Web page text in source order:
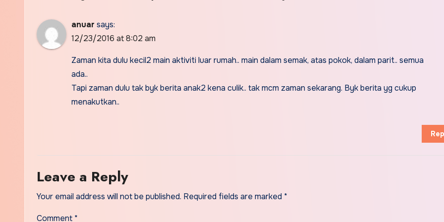
anuar says:
12/23/2016 at 8:02 am
Zaman kita dulu kecil2 main aktiviti luar rumah.. main dalam semak, atas pokok, dalam parit.. semua
ada..
Tapi zaman dulu tak byk berita anak2 kena culik.. tak mcm zaman sekarang. Byk berita yg cukup
menakutkan..
Leave a Reply
Your email address will not be published. Required fields are marked *
Comment *